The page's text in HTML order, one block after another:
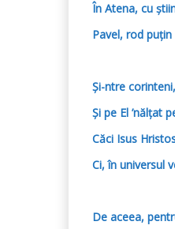
În Atena, cu
Pavel, rod
Și-ntre
Și pe El ’nălțat
Căci Isus
Ci, în universul
De aceea,